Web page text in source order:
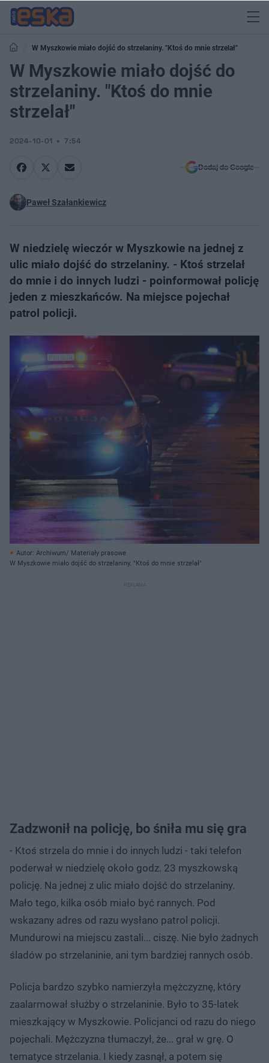
W Myszkowie miało dojść do strzelaniny. "Ktoś do mnie strzelał"
W Myszkowie miało dojść do
strzelaniny. "Ktoś do mnie
strzelał"
2024-10-01 7:54
Dodaj do Google
Paweł Szałankiewicz
W niedzielę wieczór w Myszkowie na jednej z
ulic miało dojść do strzelaniny. - Ktoś strzelał
do mnie i do innych ludzi - poinformował policję
jeden z mieszkańców. Na miejsce pojechał
patrol policji.
Autor: Archiwum/ Materiały prasowe
W Myszkowie miało dojść do strzelaniny. "Ktoś do mnie strzelał"
Zadzwonił na policję, bo śniła mu się gra
- Ktoś strzela do mnie i do innych ludzi - taki telefon
poderwał w niedzielę około godz. 23 myszkowską
policję. Na jednej z ulic miało dojść do strzelaniny.
Mało tego, kilka osób miało być rannych. Pod
wskazany adres od razu wysłano patrol policji.
Mundurowi na miejscu zastali... ciszę. Nie było żadnych
śladów po strzelaninie, ani tym bardziej rannych osób.
Policja bardzo szybko namierzyła mężczyznę, który
zaalarmował służby o strzelaninie. Było to 35-latek
mieszkający w Myszkowie. Policjanci od razu do niego
pojechali. Mężczyzna tłumaczył, że... grał w grę. O
tematyce strzelania. I kiedy zasnął, a potem się